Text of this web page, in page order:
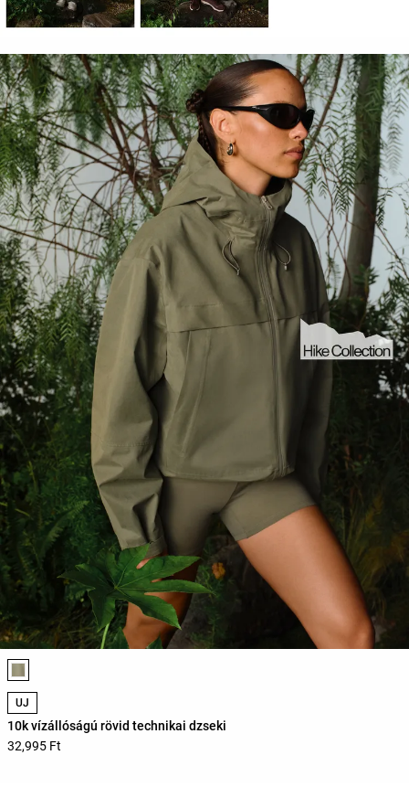
Termékszínek listája
ÚJ
10k vízállóságú rövid technikai dzseki
32,995 Ft